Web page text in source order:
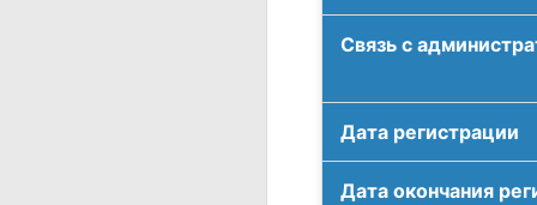
Связь с
Дата регистрации
Дата окончания